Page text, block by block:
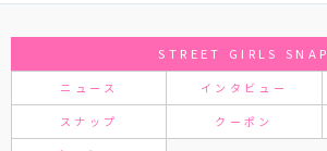
STREET GIRLS SNAP
ニュース インタビュー
スナップ クーポン